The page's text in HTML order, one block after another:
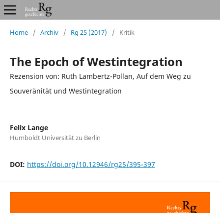
Home / Archiv / Rg 25 (2017) / Kritik
The Epoch of Westintegration
Rezension von: Ruth Lambertz-Pollan, Auf dem Weg zu
Souveränität und Westintegration
Felix Lange
Humboldt Universität zu Berlin
DOI: https://doi.org/10.12946/rg25/395-397